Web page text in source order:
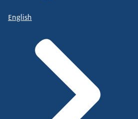
English